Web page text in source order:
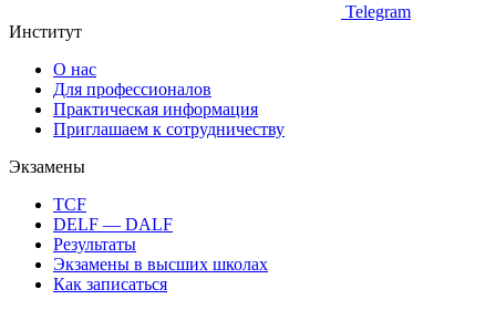
Telegram
Институт
О нас
Для профессионалов
Практическая информация
Приглашаем к сотрудничеству
Экзамены
TCF
DELF — DALF
Результаты
Экзамены в высших школах
Как записаться